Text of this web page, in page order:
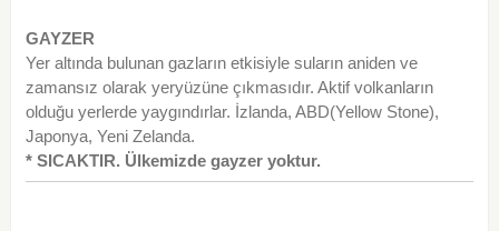
GAYZER
Yer altında bulunan gazların etkisiyle suların aniden ve
zamansız olarak yeryüzüne çıkmasıdır. Aktif volkanların
olduğu yerlerde yaygındırlar. İzlanda, ABD(Yellow Stone),
Japonya, Yeni Zelanda.
* SICAKTIR. Ülkemizde gayzer yoktur.